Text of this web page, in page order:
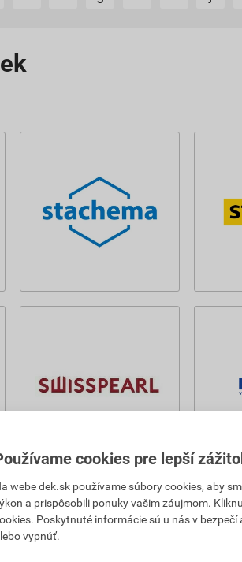
cookies pre lepší
webe dek.sk používame súbory cookies, aby
a prispôsobili ponuky vašim záujmom.
Poskytnuté informácie sú u nás v
vypnúť.